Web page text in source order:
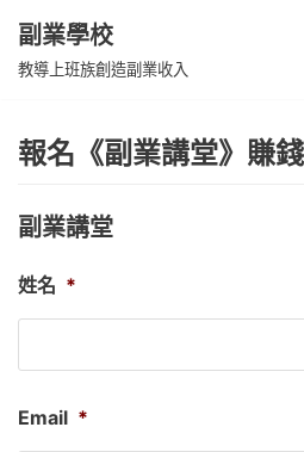
Skip
副業學校
教導上班族創造副業收入
報名《副業講堂》賺
副業講堂
姓名 *
Email *